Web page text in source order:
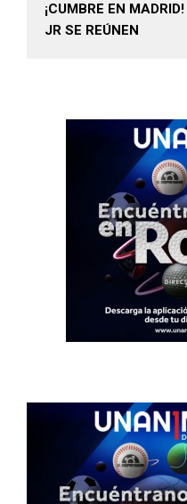
¡CUMBRE EN
JR SE REÚNEN